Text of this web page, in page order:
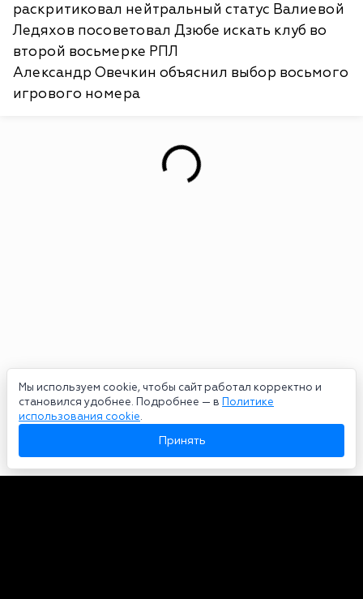
Мы используем cookie, чтобы сайт работал корректно и
становился удобнее. Подробнее — в Политике
использования cookie.
Принять
раскритиковал нейтральный статус Валиевой
Ледяхов посоветовал Дзюбе искать клуб во
второй восьмерке РПЛ
Александр Овечкин объяснил выбор восьмого
игрового номера